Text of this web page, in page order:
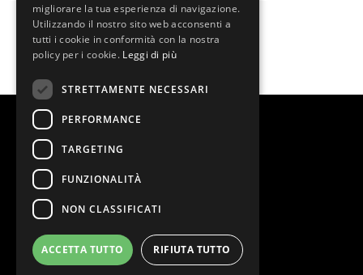
Alice – Momix
@2026 Teatro Nazionale
migliorare la tua esperienza di navigazione.
Utilizzando il nostro sito web acconsenti a
tutti i cookie in conformità con la nostra
policy per i cookie. Leggi di più
STRETTAMENTE NECESSARI
PERFORMANCE
TARGETING
FUNZIONALITÀ
NON CLASSIFICATI
ACCETTA TUTTO RIFIUTA TUTTO